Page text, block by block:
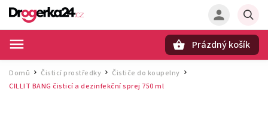
Prázdný košík
Domů / Čisticí prostředky / Čističe do koupelny
CILLIT BANG čisticí a dezinfekční sprej 750 ml